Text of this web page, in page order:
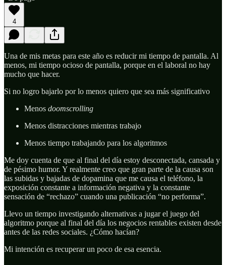
4
Una de mis metas para este año es reducir mi tiempo de pantalla. Al
menos, mi tiempo ocioso de pantalla, porque en el laboral no hay
mucho que hacer.
Si no logro bajarlo por lo menos quiero que sea más significativo
Menos doomscrolling
Menos distracciones mientras trabajo
Menos tiempo trabajando para los algoritmos
Me doy cuenta de que al final del día estoy desconectada, cansada y
de pésimo humor. Y realmente creo que gran parte de la causa son
las subidas y bajadas de dopamina que me causa el teléfono, la
exposición constante a información negativa y la constante
sensación de “rechazo” cuando una publicación “no performa”.
Llevo un tiempo investigando alternativas a jugar el juego del
algoritmo porque al final del día los negocios rentables existen desde
antes de las redes sociales. ¿Cómo hacían?
Mi intención es recuperar un poco de esa esencia.